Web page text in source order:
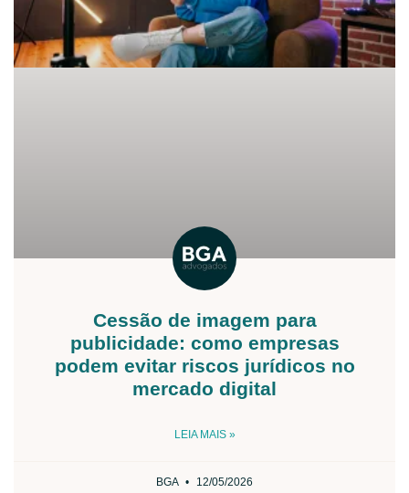
Cessão de imagem para
publicidade: como empresas
podem evitar riscos jurídicos no
mercado digital
LEIA MAIS »
BGA 12/05/2026